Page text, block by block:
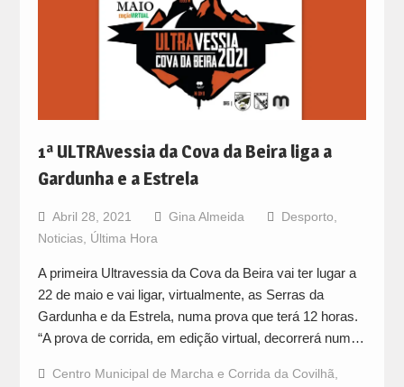
1ª ULTRAvessia da Cova da Beira liga a
Gardunha e a Estrela
Abril 28, 2021 Gina Almeida Desporto,
Noticias, Última Hora
A primeira Ultravessia da Cova da Beira vai ter lugar a
22 de maio e vai ligar, virtualmente, as Serras da
Gardunha e da Estrela, numa prova que terá 12 horas.
“A prova de corrida, em edição virtual, decorrerá num…
Centro Municipal de Marcha e Corrida da Covilhã,